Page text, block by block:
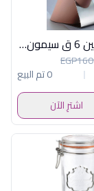
طقم سكاكين 6 ق سيمون باستاند هابى هوم
0 تم البيع
اشترِ الآن